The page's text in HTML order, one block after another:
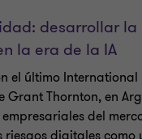
desarrollar la
la era de la IA
el último International
Grant Thornton, en
del